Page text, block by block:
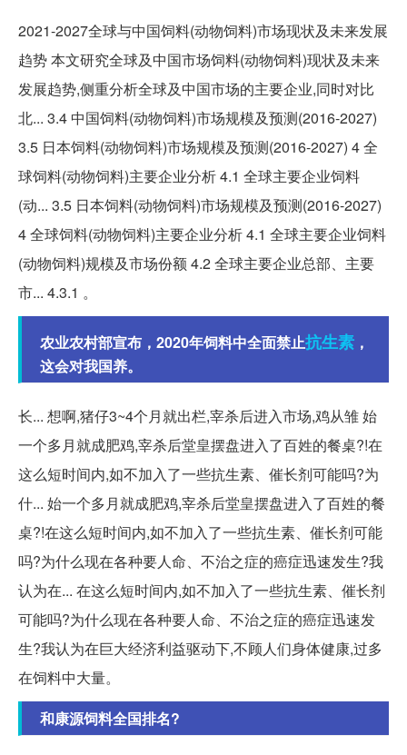
2021-2027全球与中国饲料(动物饲料)市场现状及未来发展
趋势 本文研究全球及中国市场饲料(动物饲料)现状及未来
发展趋势,侧重分析全球及中国市场的主要企业,同时对比
北... 3.4 中国饲料(动物饲料)市场规模及预测(2016-2027)
3.5 日本饲料(动物饲料)市场规模及预测(2016-2027) 4 全
球饲料(动物饲料)主要企业分析 4.1 全球主要企业饲料
(动... 3.5 日本饲料(动物饲料)市场规模及预测(2016-2027)
4 全球饲料(动物饲料)主要企业分析 4.1 全球主要企业饲料
(动物饲料)规模及市场份额 4.2 全球主要企业总部、主要
市... 4.3.1 。
农业农村部宣布，2020年饲料中全面禁止抗生素 ，
这会对我国养。
长... 想啊,猪仔3~4个月就出栏,宰杀后进入市场,鸡从雏 始
一个多月就成肥鸡,宰杀后堂皇摆盘进入了百姓的餐桌?!在
这么短时间内,如不加入了一些抗生素、催长剂可能吗?为
什... 始一个多月就成肥鸡,宰杀后堂皇摆盘进入了百姓的餐
桌?!在这么短时间内,如不加入了一些抗生素、催长剂可能
吗?为什么现在各种要人命、不治之症的癌症迅速发生?我
认为在... 在这么短时间内,如不加入了一些抗生素、催长剂
可能吗?为什么现在各种要人命、不治之症的癌症迅速发
生?我认为在巨大经济利益驱动下,不顾人们身体健康,过多
在饲料中大量。
和康源饲料全国排名?